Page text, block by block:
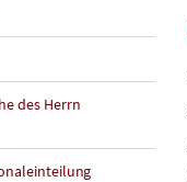
des Herrn